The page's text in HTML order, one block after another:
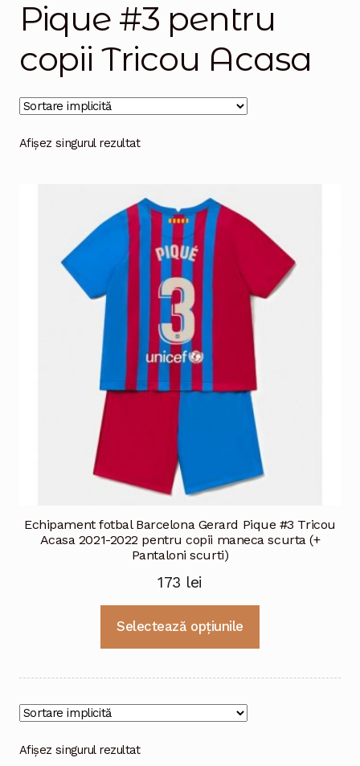
Magazinul
Pique #3 pentru
copii Tricou Acasa
Afișez singurul rezultat
Echipament fotbal Barcelona Gerard Pique #3 Tricou
Acasa 2021-2022 pentru copii maneca scurta (+
Pantaloni scurti)
173 lei
Selectează opțiunile
mai
Afișez singurul rezultat